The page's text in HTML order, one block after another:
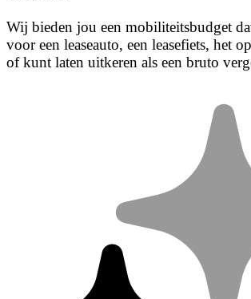
Wij bieden jou een mobiliteitsbudget
voor een leaseauto, een leasefiets, het
of kunt laten uitkeren als een bruto